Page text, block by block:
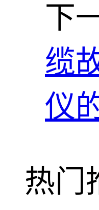
下
缆
仪
热门